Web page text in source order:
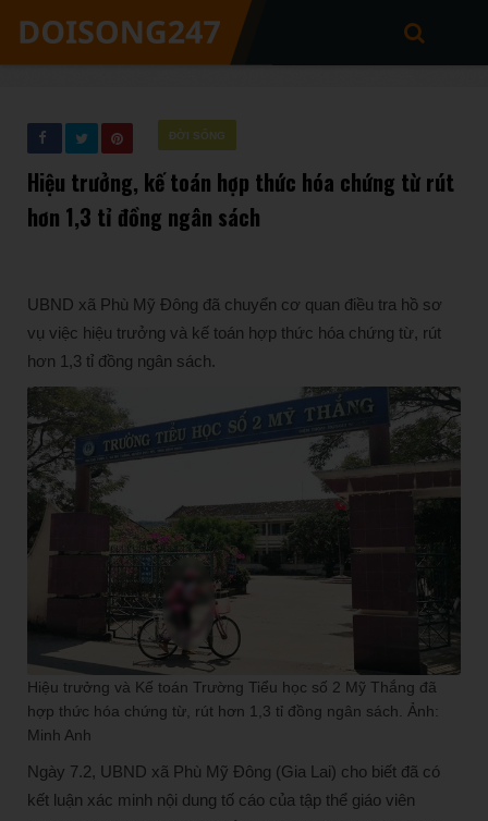
ĐỜI SỐNG
Hiệu trưởng, kế toán hợp thức hóa chứng từ rút
hơn 1,3 tỉ đồng ngân sách
UBND xã Phù Mỹ Đông đã chuyển cơ quan điều tra hồ sơ
vụ việc hiệu trưởng và kế toán hợp thức hóa chứng từ, rút
hơn 1,3 tỉ đồng ngân sách.
Hiệu trưởng và Kế toán Trường Tiểu học số 2 Mỹ Thắng đã
hợp thức hóa chứng từ, rút hơn 1,3 tỉ đồng ngân sách. Ảnh:
Minh Anh
Ngày 7.2, UBND xã Phù Mỹ Đông (Gia Lai) cho biết đã có
kết luận xác minh nội dung tố cáo của tập thể giáo viên